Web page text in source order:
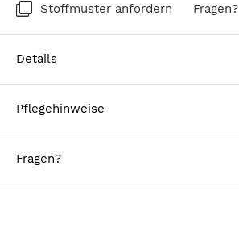
Stoffmuster anfordern Fragen?
Details
Pflegehinweise
Fragen?